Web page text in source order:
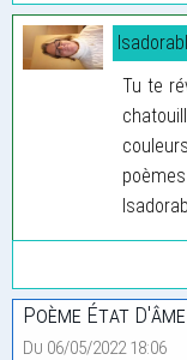
Tu te
Poème État D'âme
Du 06/05/2022 18:06